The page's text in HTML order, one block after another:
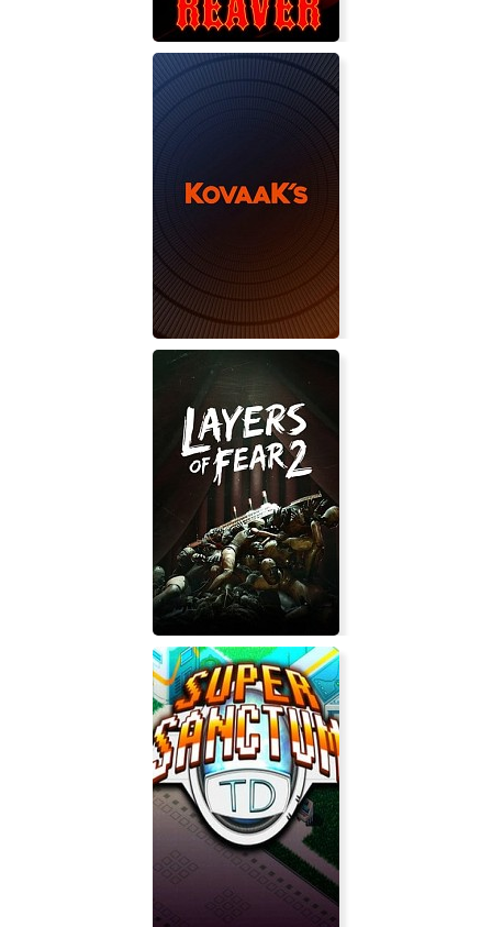
KovaaK's
Layers of Fear 2